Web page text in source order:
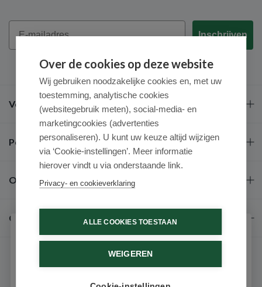
Email
Inschrijven
Veel gestelde vragen
Populaire merken
Over ons
Contact
Over de cookies op deze website
Wij gebruiken noodzakelijke cookies en, met uw
toestemming, analytische cookies
(websitegebruik meten), social-media- en
marketingcookies (advertenties
personaliseren). U kunt uw keuze altijd wijzigen
via ‘Cookie-instellingen’. Meer informatie
hierover vindt u via onderstaande link.
Privacy- en cookieverklaring
ALLE COOKIES TOESTAAN
WEIGEREN
Schrijf je in voor onze nieuwsbrief
Ontvang als eerste de beste aanbiedingen en persoonlijk
advies